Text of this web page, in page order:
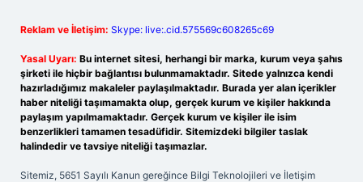
Reklam ve İletişim: Skype: live:.cid.575569c608265c69
Yasal Uyarı: Bu internet sitesi, herhangi bir marka, kurum veya şahıs
şirketi ile hiçbir bağlantısı bulunmamaktadır. Sitede yalnızca kendi
hazırladığımız makaleler paylaşılmaktadır. Burada yer alan içerikler
haber niteliği taşımamakta olup, gerçek kurum ve kişiler hakkında
paylaşım yapılmamaktadır. Gerçek kurum ve kişiler ile isim
benzerlikleri tamamen tesadüfidir. Sitemizdeki bilgiler taslak
halindedir ve tavsiye niteliği taşımazlar.
Sitemiz, 5651 Sayılı Kanun gereğince Bilgi Teknolojileri ve İletişim